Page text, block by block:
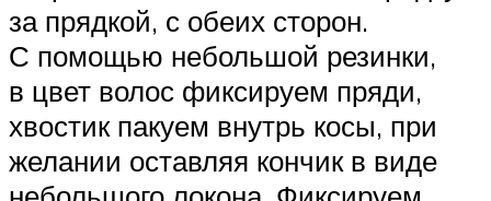
за прядкой, с обеих сторон.
С помощью небольшой резинки,
в цвет волос фиксируем пряди,
хвостик пакуем внутрь косы, при
желании оставляя кончик в виде